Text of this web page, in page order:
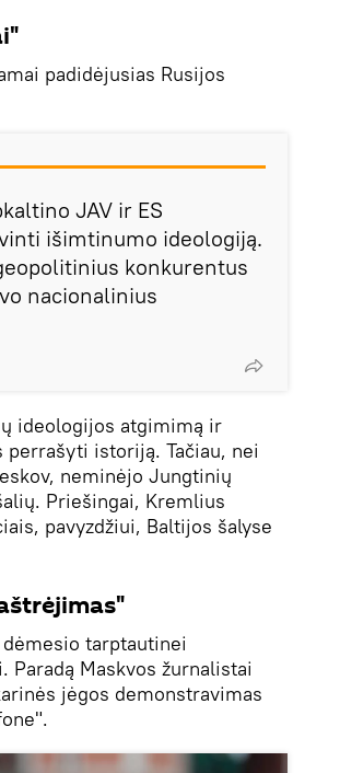
padidėjusias Rusijos
JAV ir ES
išimtinumo ideologiją.
konkurentus
nacionalinius
ideologijos atgimimą ir
istoriją. Tačiau, nei
neminėjo Jungtinių
Priešingai, Kremlius
pavyzdžiui, Baltijos šalyse
tarptautinei
Maskvos žurnalistai
jėgos demonstravimas